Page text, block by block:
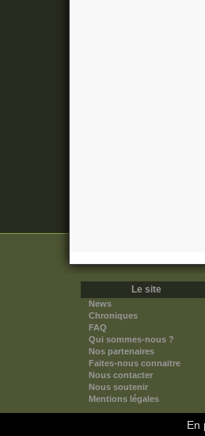
Le site
News
Chroniques
FAQ
Qui sommes-nous ?
Nos partenaires
Faites-nous connaitre
Nous contacter
Nous soutenir
Mentions légales
En